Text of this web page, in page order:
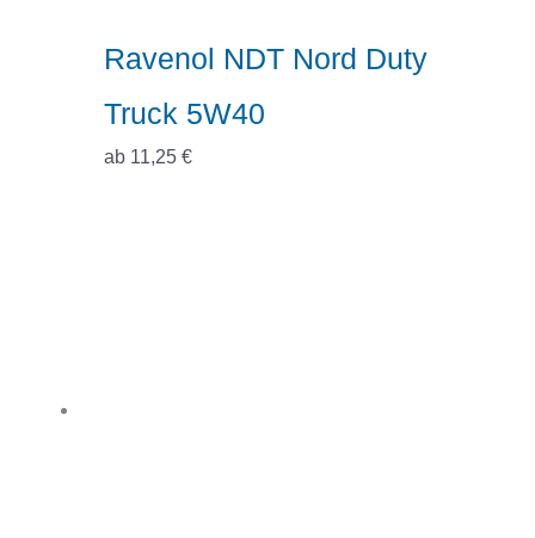
Ravenol NDT Nord Duty
Truck 5W40
ab 11,25 €